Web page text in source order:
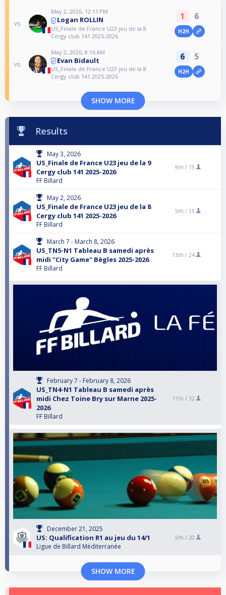
vs
May 2, 2026, 12:11 PM
Logan ROLLIN
US_Finale de France U23 jeu de la 8
Cergy club 141 2025-2026
1 6
H2H
vs
May 2, 2026, 8:16 AM
Evan Bidault
US_Finale de France U23 jeu de la 8
Cergy club 141 2025-2026
6 5
H2H
SHOW MORE
Results
May 3, 2026
US_Finale de France U23 jeu de la 9
Cergy club 141 2025-2026
FF Billard
9th / 15
May 2, 2026
US_Finale de France U23 jeu de la 8
Cergy club 141 2025-2026
FF Billard
5th / 15
March 7 - March 8, 2026
US_TN5-N1 Tableau B samedi après
midi "City Game" Bègles 2025-2026
FF Billard
13th / 24
February 7 - February 8, 2026
US_TN4-N1 Tableau B samedi après
midi Chez Toine Bry sur Marne 2025-
2026
FF Billard
17th / 32
December 21, 2025
US: Qualification R1 au jeu du 14/1
Ligue de Billard Méditerranée
5th / 20
SHOW MORE